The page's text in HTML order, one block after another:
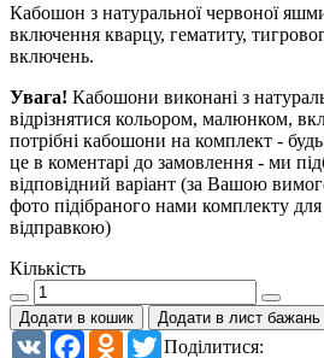
Кабошон з натуральної червоної
включення кварцу, гематиту,
включень.
Увага! Кабошони виконані з
відрізнятися кольором, малюнком,
потрібні кабошони на комплект -
це в коментарі до замовлення - ми
відповідний варіант (за Вашою
фото підібраного нами комплекту
відправкою)
Кількість
Додати в кошик Додати в лист бажань
Поділитися:
VK FacebookOdnoklassniki
Twitter